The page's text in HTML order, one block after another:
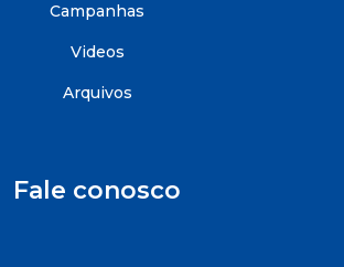
Campanhas
Videos
Arquivos
Fale conosco